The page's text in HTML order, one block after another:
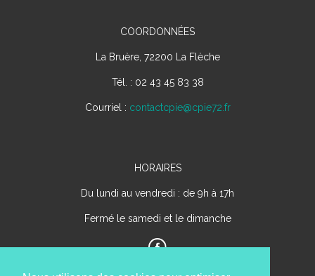
COORDONNÉES
La Bruère, 72200 La Flèche
Tél. : 02 43 45 83 38
Courriel : contactcpie@cpie72.fr
HORAIRES
Du lundi au vendredi : de 9h à 17h
Fermé le samedi et le dimanche